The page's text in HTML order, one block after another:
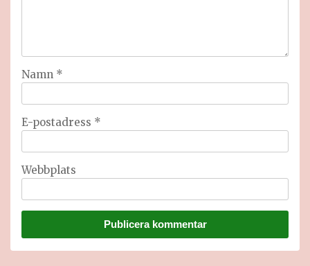
Namn *
E-postadress *
Webbplats